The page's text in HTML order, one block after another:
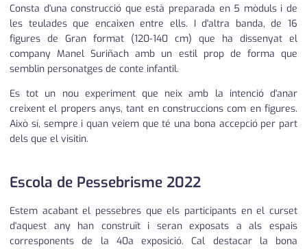
Consta d'una construcció que està preparada en 5 mòduls i de
les teulades que encaixen entre ells. I d'altra banda, de 16
figures de Gran format (120-140 cm) que ha dissenyat el
company Manel Suriñach amb un estil prop de forma que
semblin personatges de conte infantil.
Es tot un nou experiment que neix amb la intenció d'anar
creixent el propers anys, tant en construccions com en figures.
Això sí, sempre i quan veiem que té una bona accepció per part
dels que el visitin.
Escola de Pessebrisme 2022
Estem acabant el pessebres que els participants en el curset
d'aquest any han construït i seran exposats a als espais
corresponents de la 40a exposició. Cal destacar la bona